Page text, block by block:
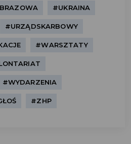
#UKRAINA
#URZĄDSKARBOWY
#WARSZTATY
#WYDARZENIA
#ZHP